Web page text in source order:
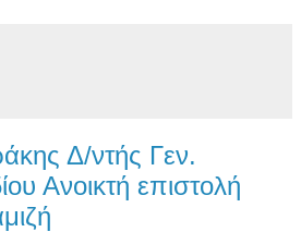
Δ/ντής Γεν.
Ανοικτή επιστολή